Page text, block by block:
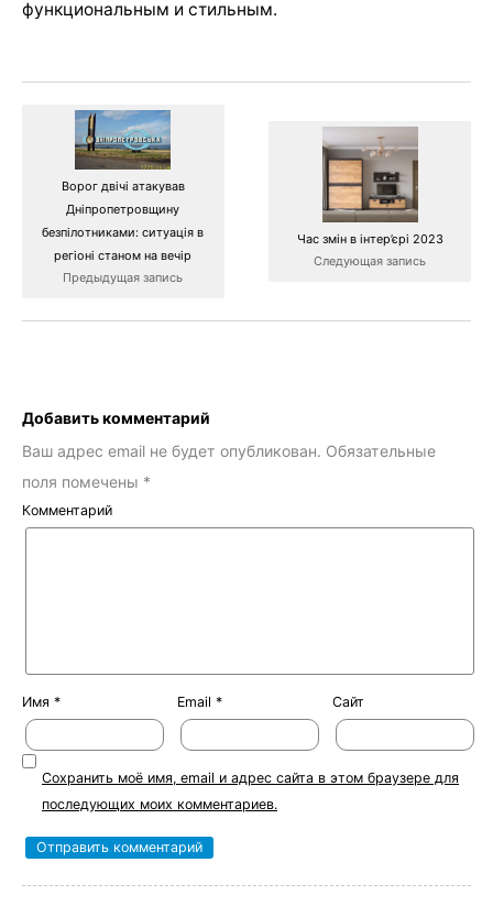
функциональным и стильным.
Ворог двічі атакував
Дніпропетровщину
безпілотниками: ситуація в
регіоні станом на вечір
Предыдущая запись
Час змін в інтер’єрі 2023
Следующая запись
Добавить комментарий
Ваш адрес email не будет опубликован. Обязательные
поля помечены *
Комментарий
Имя * Email * Сайт
Сохранить моё имя, email и адрес сайта в этом браузере для
последующих моих комментариев.